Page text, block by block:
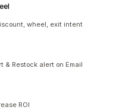
wheel, exit intent
& Restock alert on Email
ROI